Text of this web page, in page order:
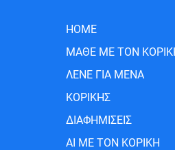
HOME
ΜΑΘΕ ΜΕ ΤΟΝ
ΛΕΝΕ ΓΙΑ ΜΕΝΑ
ΚΟΡΙΚΗΣ
ΔΙΑΦΗΜΙΣΕΙΣ
AI ΜΕ ΤΟΝ ΚΟΡΙΚΗ